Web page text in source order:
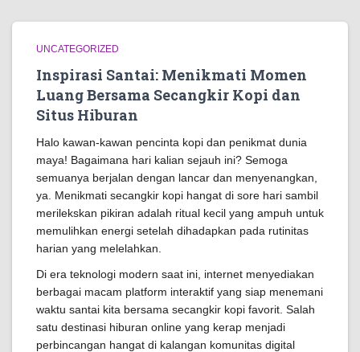
UNCATEGORIZED
Inspirasi Santai: Menikmati Momen
Luang Bersama Secangkir Kopi dan
Situs Hiburan
Halo kawan-kawan pencinta kopi dan penikmat dunia
maya! Bagaimana hari kalian sejauh ini? Semoga
semuanya berjalan dengan lancar dan menyenangkan,
ya. Menikmati secangkir kopi hangat di sore hari sambil
merilekskan pikiran adalah ritual kecil yang ampuh untuk
memulihkan energi setelah dihadapkan pada rutinitas
harian yang melelahkan.
Di era teknologi modern saat ini, internet menyediakan
berbagai macam platform interaktif yang siap menemani
waktu santai kita bersama secangkir kopi favorit. Salah
satu destinasi hiburan online yang kerap menjadi
perbincangan hangat di kalangan komunitas digital